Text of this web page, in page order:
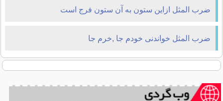
ضرب المثل ازاین ستون به آن ستون فرج است
ضرب المثل خواندنی خودم جا ,خرم جا